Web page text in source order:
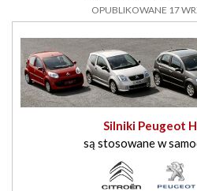
OPUBLIKOWANE 17
Silniki Peugeot
są stosowane w